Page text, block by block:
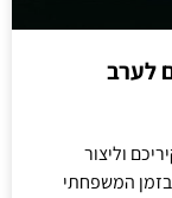
לערב
וליצור
המשפחתי